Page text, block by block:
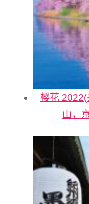
樱花
山，